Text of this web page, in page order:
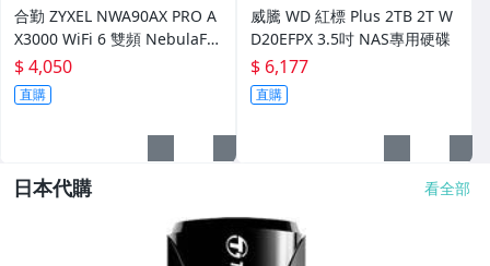
合勤 ZYXEL NWA90AX PRO A
X3000 WiFi 6 雙頻 NebulaFle
x 無線基地台
$ 4,050
直購
威騰 WD 紅標 Plus 2TB 2T W
D20EFPX 3.5吋 NAS專用硬碟
$ 6,177
直購
日本代購 看全部